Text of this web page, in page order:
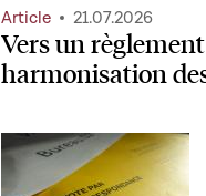
Vers un
harmonisation
Article 21.07.2026